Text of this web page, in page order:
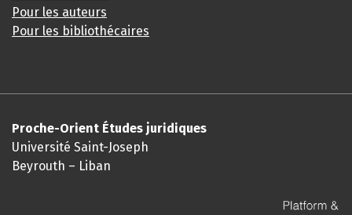
Pour les auteurs
Pour les bibliothécaires
Proche-Orient Études juridiques
Université Saint-Joseph
Beyrouth – Liban